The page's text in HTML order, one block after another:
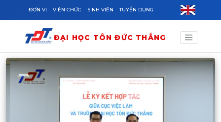
Skip to main content
ĐƠN VỊ VIÊN CHỨC SINH VIÊN TUYỂN DỤNG
ĐẠI HỌC TÔN ĐỨC THẮNG